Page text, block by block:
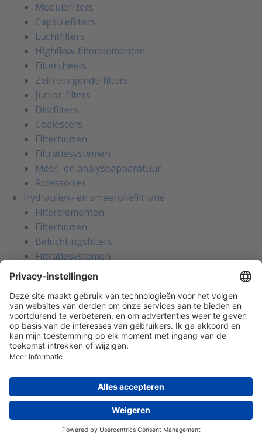
Modulefilters
Capsulefilters
Luchtfilters
Highflow-filterelementen
Filtersheets
Zelfreinigende-filters
Junior-filters
Discfilters
Coalescers
Filterhuizen
Filtratiesystemen
Meet- en analyseapparatuur
Accessoires
Hydrauliek- en smeeroliefiltratie
Filterelementen
Filterhuizen
Beluchtingsfilters
Filtratiesystemen
Meet- en analyseapparatuur
Accessoires
Breekplaten
Breekplaten
Breekplaten
Houders voor breekplaten
Breekdetectie
Accessoires voor breekplaten
Gas- en vlamdetectie
Draagbare gasdetectie
Stationaire gasdetectie